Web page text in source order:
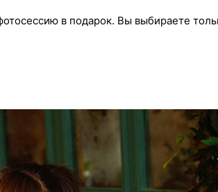
в подарок. Вы выбираете